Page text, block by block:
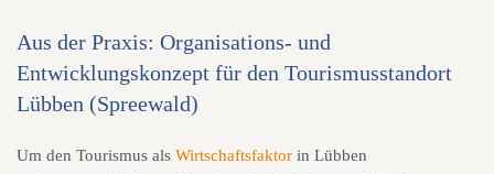
Aus der Praxis: Organisations- und
Entwicklungskonzept für den Tourismusstandort
Lübben (Spreewald)
Um den Tourismus als Wirtschaftsfaktor in Lübben